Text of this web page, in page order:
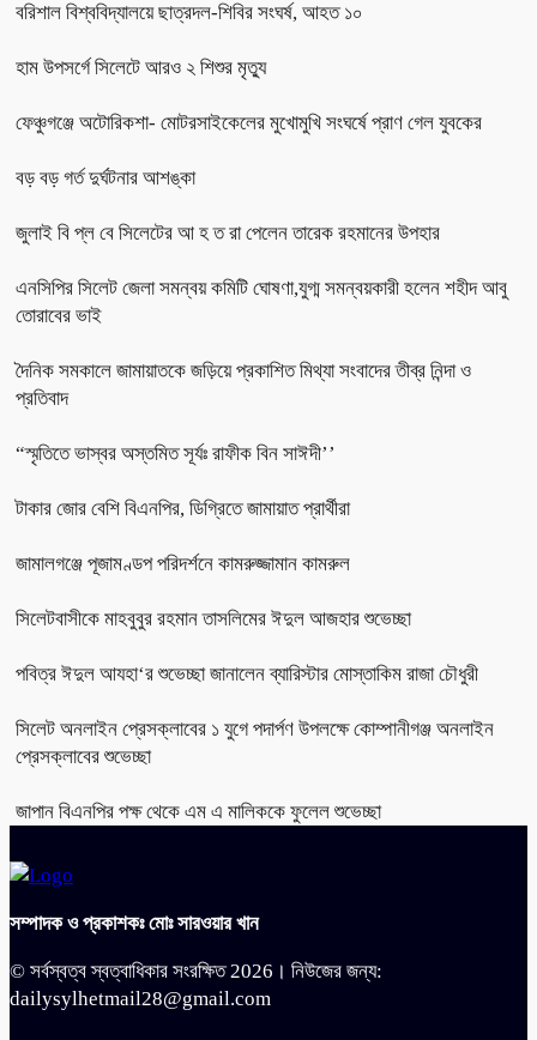
বরিশাল বিশ্ববিদ্যালয়ে ছাত্রদল-শিবির সংঘর্ষ, আহত ১০
হাম উপসর্গে সিলেটে আরও ২ শিশুর মৃত্যু
ফেঞ্চুগঞ্জে অটোরিকশা- মোটরসাইকেলের মুখোমুখি সংঘর্ষে প্রাণ গেল যুবকের
বড় বড় গর্ত দুর্ঘটনার আশঙ্কা
জুলাই বি প্ল বে সিলেটের আ হ ত রা পেলেন তারেক রহমানের উপহার
এনসিপির সিলেট জেলা সমন্বয় কমিটি ঘোষণা,যুগ্ম সমন্বয়কারী হলেন শহীদ আবু
তোরাবের ভাই
দৈনিক সমকালে জামায়াতকে জড়িয়ে প্রকাশিত মিথ্যা সংবাদের তীব্র নিন্দা ও
প্রতিবাদ
“স্মৃতিতে ভাস্বর অস্তমিত সূর্যঃ রাফীক বিন সাঈদী’’
টাকার জোর বেশি বিএনপির, ডিগ্রিতে জামায়াত প্রার্থীরা
জামালগঞ্জে পূজামণ্ডপ পরিদর্শনে কামরুজ্জামান কামরুল
সিলেটবাসীকে মাহবুবুর রহমান তাসলিমের ঈদুল আজহার শুভেচ্ছা
পবিত্র ঈদুল আযহা‘র শুভেচ্ছা জানালেন ব্যারিস্টার মোস্তাকিম রাজা চৌধুরী
সিলেট অনলাইন প্রেসক্লাবের ১ যুগে পদার্পণ উপলক্ষে কোম্পানীগঞ্জ অনলাইন
প্রেসক্লাবের শুভেচ্ছা
জাপান বিএনপির পক্ষ থেকে এম এ মালিককে ফুলেল শুভেচ্ছা
সম্পাদক ও প্রকাশকঃ মোঃ সারওয়ার খান
© সর্বস্বত্ব স্বত্বাধিকার সংরক্ষিত 2026। নিউজের জন্য:
dailysylhetmail28@gmail.com